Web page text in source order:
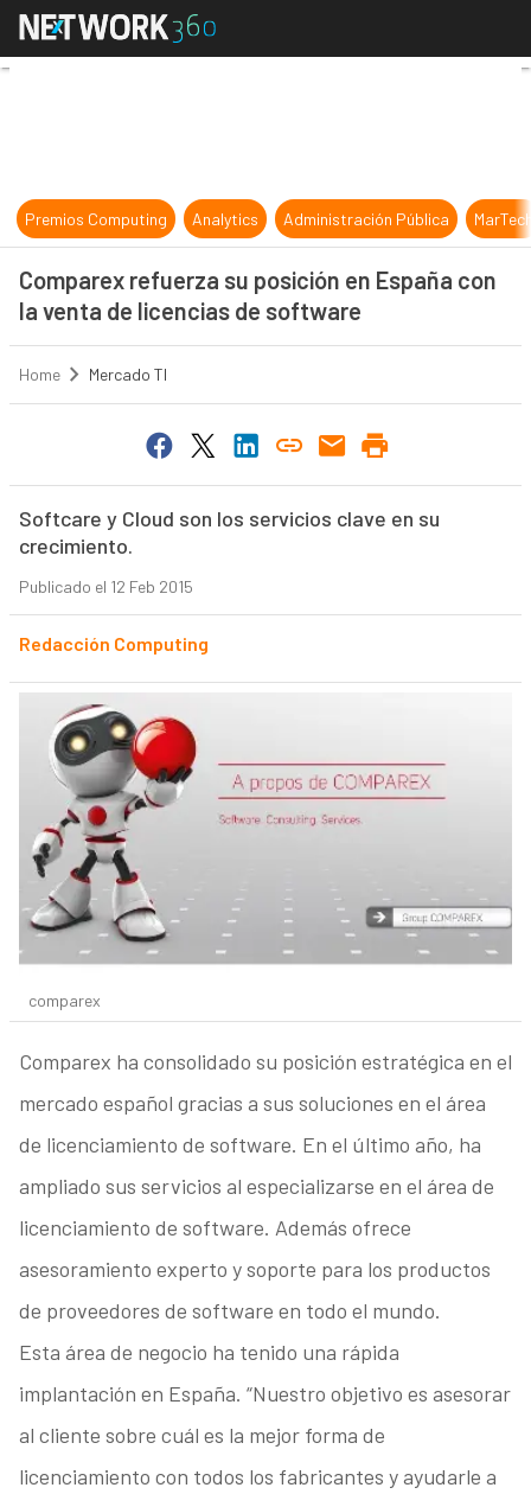
Comparex refuerza su posición
Premios Computing Analytics Administración Pública
Comparex refuerza su posición en España con
la venta de licencias de software
Home Mercado TI
Softcare y Cloud son los servicios clave en su
crecimiento.
Publicado el 12 Feb 2015
Redacción Computing
comparex
Comparex ha consolidado su posición estratégica en el
mercado español gracias a sus soluciones en el área
de licenciamiento de software. En el último año, ha
ampliado sus servicios al especializarse en el área de
licenciamiento de software. Además ofrece
asesoramiento experto y soporte para los productos
de proveedores de software en todo el mundo.
Esta área de negocio ha tenido una rápida
implantación en España. “Nuestro objetivo es asesorar
al cliente sobre cuál es la mejor forma de
licenciamiento con todos los fabricantes y ayudarle a